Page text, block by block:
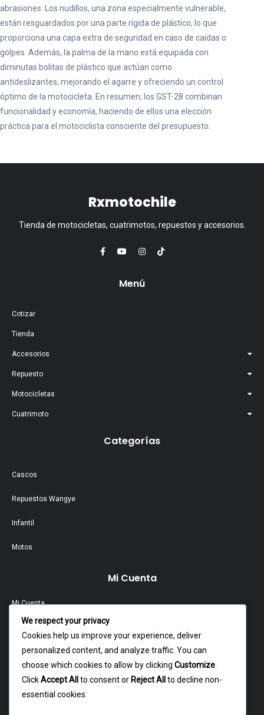
abrasiones. Los nudillos, una zona especialmente vulnerable,
están resguardados por una parte rígida de plástico, lo que
proporciona una capa extra de seguridad en caso de caídas o
golpes. Además, la palma de la mano está equipada con
diminutas bolitas de plástico que actúan como
antideslizantes, mejorando el agarre y ofreciendo un control
óptimo de la motocicleta. En resumen, los GST-28 combinan
funcionalidad y economía, haciendo de ellos una elección
práctica para el motociclista consciente del presupuesto.
Rxmotochile
Tienda de motocicletas, cuatrimotos, repuestos y accesorios.
Menú
Cotizar
Tienda
Accesorios
Repuesto
Motocicletas
Cuatrimoto
Categorías
Cascos
Repuestos Wangye
Infantil
Motos
Mi Cuenta
Mi Cuenta
Garantía Y Devoluciones
Política Y Privacidad
We respect your privacy
Cookies help us improve your experience, deliver
personalized content, and analyze traffic. You can
choose which cookies to allow by clicking Customize
ClickAccept All to consent or Reject All to decline non-
essential cookies.